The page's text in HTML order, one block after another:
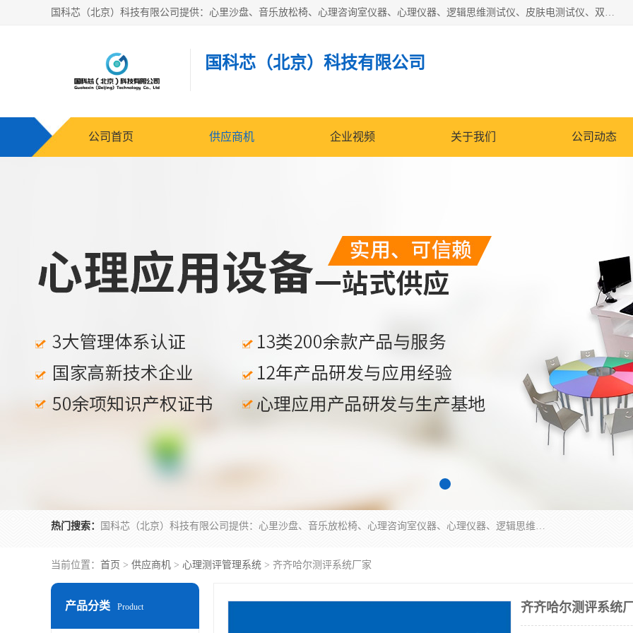
国科芯（北京）科技有限公司提供：心里沙盘、音乐放松椅、心理咨询室仪器、心理仪器、逻辑思维测试仪、皮肤电测试仪、双手协调器、双手协调测试仪、注意力集中测试仪等各种心理学仪器设备。
国科芯（北京）科技有限公司
公司首页 供应商机 企业视频 关于我们 公司动态
热门搜索： 国科芯（北京）科技有限公司提供：心里沙盘、音乐放松椅、心理咨询室仪器、心理仪器、逻辑思维测试仪、皮肤电测试仪、双手协调器、双手协调测试仪、注意力集中测试仪等各种心理学仪器设备。
当前位置： 首页 > 供应商机 > 心理测评管理系统 > 齐齐哈尔测评系统厂家
产品分类 Product 齐齐哈尔测评系统